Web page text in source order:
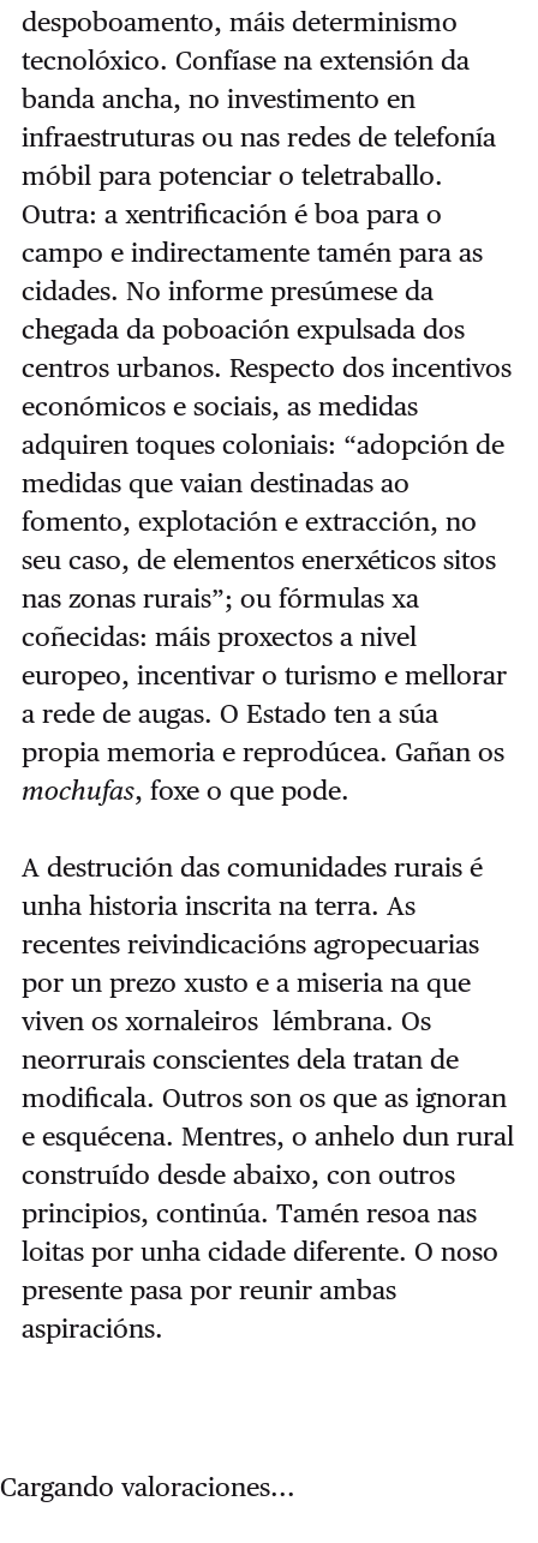
despoboamento, máis determinismo
tecnolóxico. Confíase na extensión da
banda ancha, no investimento en
infraestruturas ou nas redes de telefonía
móbil para potenciar o teletraballo.
Outra: a xentrificación é boa para o
campo e indirectamente tamén para as
cidades. No informe presúmese da
chegada da poboación expulsada dos
centros urbanos. Respecto dos incentivos
económicos e sociais, as medidas
adquiren toques coloniais: “adopción de
medidas que vaian destinadas ao
fomento, explotación e extracción, no
seu caso, de elementos enerxéticos sitos
nas zonas rurais”; ou fórmulas xa
coñecidas: máis proxectos a nivel
europeo, incentivar o turismo e mellorar
a rede de augas. O Estado ten a súa
propia memoria e reprodúcea. Gañan os
mochufas, foxe o que pode.
A destrución das comunidades rurais é
unha historia inscrita na terra. As
recentes reivindicacións agropecuarias
por un prezo xusto e a miseria na que
viven os xornaleiros lémbrana. Os
neorrurais conscientes dela tratan de
modificala. Outros son os que as ignoran
e esquécena. Mentres, o anhelo dun rural
construído desde abaixo, con outros
principios, continúa. Tamén resoa nas
loitas por unha cidade diferente. O noso
presente pasa por reunir ambas
aspiracións.
Cargando valoraciones...